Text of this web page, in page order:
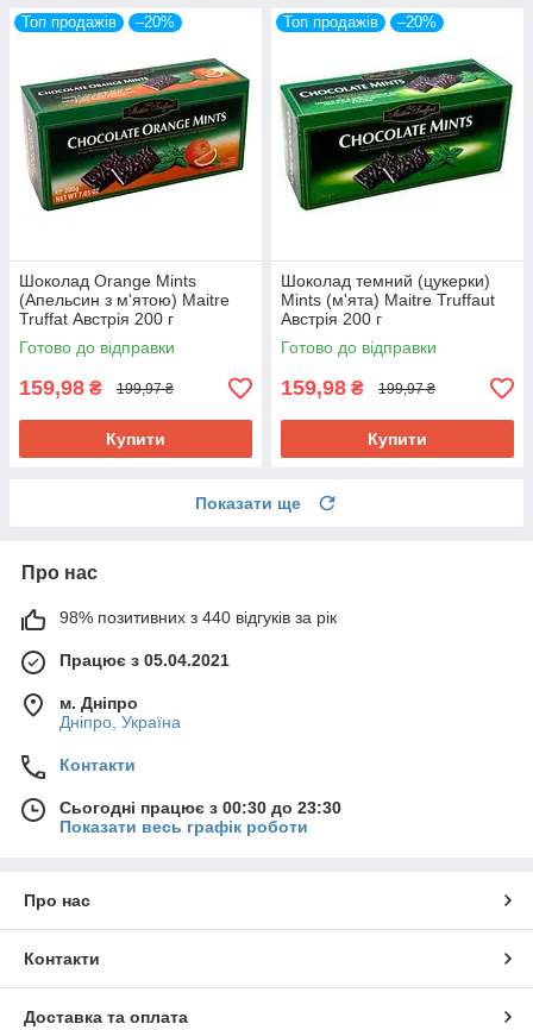
Топ продажів –20%
Шоколад Orange Mints
(Апельсин з м'ятою) Maitre
Truffat Австрія 200 г
Готово до відправки
159,98 ₴ 199,97 ₴
Купити
Топ продажів –20%
Шоколад темний (цукерки)
Mints (м'ята) Maitre Truffaut
Австрія 200 г
Готово до відправки
159,98 ₴ 199,97 ₴
Купити
Показати ще
Про нас
98% позитивних з 440 відгуків за рік
Працює з 05.04.2021
м. Дніпро
Дніпро, Україна
Контакти
Сьогодні працює з 00:30 до 23:30
Показати весь графік роботи
Про нас
Контакти
Доставка та оплата